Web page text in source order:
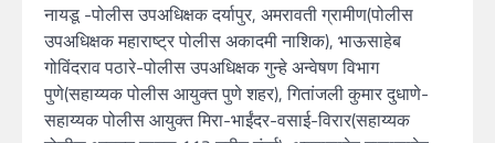
नायडू -पोलीस उपअधिक्षक दर्यापुर, अमरावती ग्रामीण(पोलीस
उपअधिक्षक महाराष्ट्र पोलीस अकादमी नाशिक), भाऊसाहेब
गोविंदराव पठारे-पोलीस उपअधिक्षक गुन्हे अन्वेषण विभाग
पुणे(सहाय्यक पोलीस आयुक्त पुणे शहर), गितांजली कुमार दुधाणे-
सहाय्यक पोलीस आयुक्त मिरा-भाईंदर-वसाई-विरार(सहाय्यक